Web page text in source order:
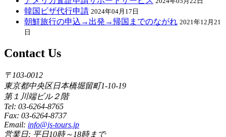
韓国ビザ代行申請 2024年04月17日
朝鮮旅行の申込→出発→帰国までのながれ 2021年12月21
日
Contact Us
〒103-0012
東京都中央区日本橋堀留町1-10-19
第１川端ビル２階
Tel: 03-6264-8765
Fax: 03-6264-8737
Email: info@js-tours.jp
営業日: 平日10時～18時まで